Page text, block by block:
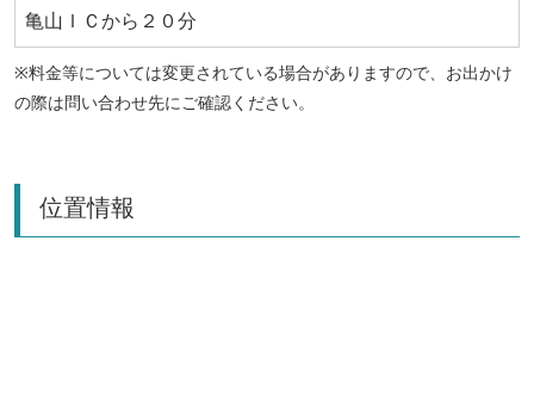
亀山ＩＣから２０分
※料金等については変更されている場合がありますので、お出かけ
の際は問い合わせ先にご確認ください。
位置情報